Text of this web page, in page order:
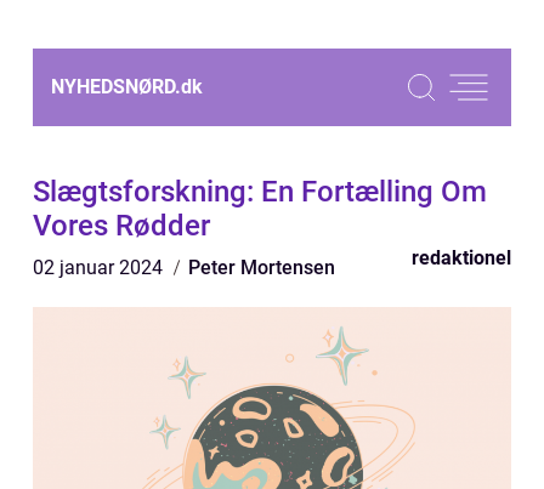
NYHEDSNØRD.dk
Slægtsforskning: En Fortælling Om
Vores Rødder
02 januar 2024 Peter Mortensen redaktionel